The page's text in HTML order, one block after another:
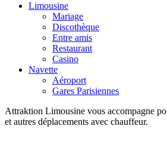
Limousine
Mariage
Discothèque
Entre amis
Restaurant
Casino
Navette
Aéroport
Gares Parisiennes
Attraktion Limousine vous accompagne
et autres déplacements avec chauffeur.